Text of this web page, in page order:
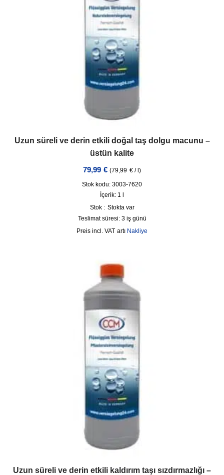
Uzun süreli ve derin etkili doğal taş dolgu macunu –
üstün kalite
79,99 € (79,99 € /l)
Stok kodu: 3003-7620
İçerik: 1
Stok : Stokta var
Teslimat süresi: 3 iş günü
incl. VAT artı Nakliye
Uzun süreli ve derin etkili kaldırım taşı sızdırmazlığı –